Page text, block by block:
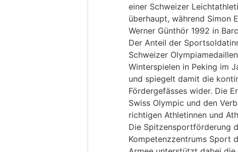
einer Schweizer
überhaupt, während Simon
Werner Günthör 1992 in
Der Anteil der
Schweizer
Winterspielen in Peking im
und spiegelt damit die
Fördergefässes wider. Die
Swiss Olympic und den
richtigen Athletinnen und
Die Spitzensportförderung
Kompetenzzentrums Sport